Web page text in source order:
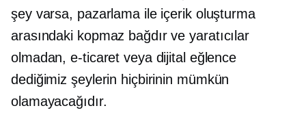
şey varsa, pazarlama ile içerik oluşturma
arasındaki kopmaz bağdır ve yaratıcılar
olmadan, e-ticaret veya dijital eğlence
dediğimiz şeylerin hiçbirinin mümkün
olamayacağıdır.